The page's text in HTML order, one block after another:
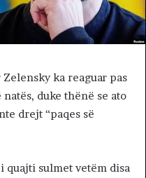
ka reaguar pas
duke thënë se ato
drejt “paqes së
quajti sulmet vetëm disa